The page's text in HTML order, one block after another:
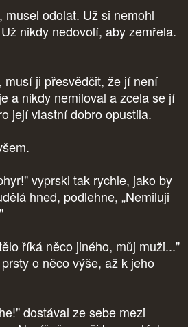
musel odolat. Už si nemohl
nikdy nedovolí, aby zemřela.
musí ji přesvědčit, že jí není
a nikdy nemiloval a zcela se jí
její vlastní dobro opustila.
vyprskl tak rychle, jako by
hned, podlehne, „Nemiluji
říká něco jiného, můj muži..."
o něco výše, až k jeho
dostával ze sebe mezi